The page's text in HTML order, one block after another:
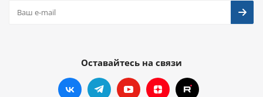
Оставайтесь на связи